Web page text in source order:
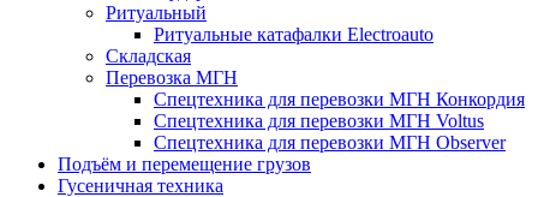
Ритуальный
Ритуальные катафалки Electroauto
Складская
Перевозка МГН
Спецтехника для перевозки МГН Конкордия
Спецтехника для перевозки МГН Voltus
Спецтехника для перевозки МГН Observer
Подъём и перемещение грузов
Гусеничная техника